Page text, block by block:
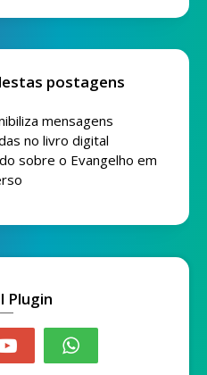
postagens
mensagens
no livro digital
sobre o Evangelho em
Plugin